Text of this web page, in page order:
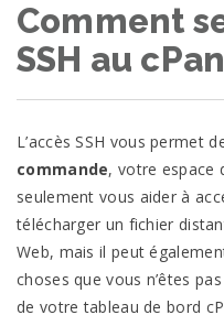
Comment
SSH au
L’accès SSH vous permet
commande, votre espace
seulement vous aider à
télécharger un fichier
Web, mais il peut
choses que vous n’êtes
de votre tableau de bord